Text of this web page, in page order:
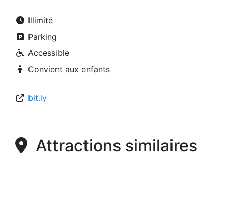
Illimité
Parking
Accessible
Convient aux enfants
bit.ly
Attractions similaires